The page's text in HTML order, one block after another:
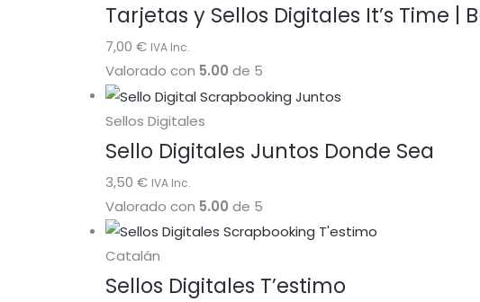
Tarjetas y Sellos Digitales It’s Time |
7,00 € IVA Inc.
Valorado con 5.00 de 5
Sellos Digitales
Sello Digitales Juntos Donde Sea
3,50 € IVA Inc.
Valorado con 5.00 de 5
Catalán
Sellos Digitales T’estimo